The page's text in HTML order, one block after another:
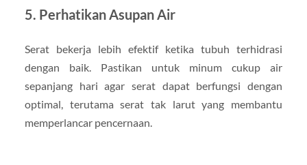
5. Perhatikan Asupan Air
Serat bekerja lebih efektif ketika tubuh terhidrasi
dengan baik. Pastikan untuk minum cukup air
sepanjang hari agar serat dapat berfungsi dengan
optimal, terutama serat tak larut yang membantu
memperlancar pencernaan.